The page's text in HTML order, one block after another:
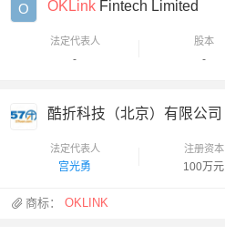
O OKLink Fintech Limited
法定代表人
-
股本
-
酷折科技（北京）有限公司
法定代表人
宫光勇
注册资本
100万元
商标：OKLINK